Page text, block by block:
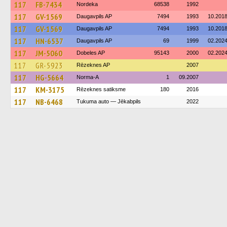
117 FB-7434 Nordeka 68538 1992
117 GV-1569 Daugavpils AP 7494 1993 10.2018
117 GV-1569 Daugavpils AP 7494 1993 10.2018
117 HN-6537 Daugavpils AP 69 1999 02.2024
117 JM-5060 Dobeles AP 95143 2000 02.2024
117 GR-5923 Rēzeknes AP 2007
117 HG-5664 Norma-A 1 09.2007
117 KM-3175 Rēzeknes satiksme 180 2016
117 NB-6468 Tukuma auto — Jēkabpils 2022